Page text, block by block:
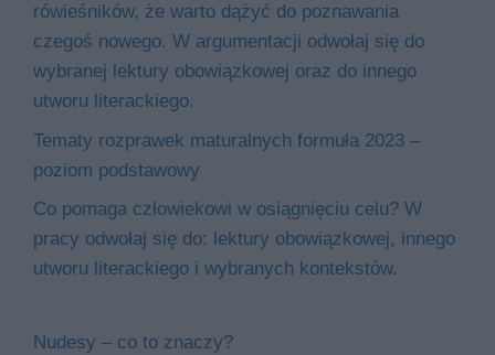
rówieśników, że warto dążyć do poznawania
czegoś nowego. W argumentacji odwołaj się do
wybranej lektury obowiązkowej oraz do innego
utworu literackiego.
Tematy rozprawek maturalnych formuła 2023 –
poziom podstawowy
Co pomaga człowiekowi w osiągnięciu celu? W
pracy odwołaj się do: lektury obowiązkowej, innego
utworu literackiego i wybranych kontekstów.
Nudesy – co to znaczy?